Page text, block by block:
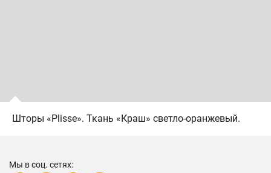
Шторы «Plisse». Ткань «Краш» светло-оранжевый.
Мы в соц. сетях: